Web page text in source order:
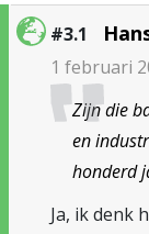
#3.1
1 februari
Zijn die
en
honderd
Ja, ik denk